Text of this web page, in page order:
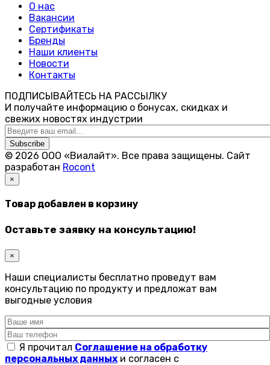
О нас
Вакансии
Сертификаты
Бренды
Наши клиенты
Новости
Контакты
ПОДПИСЫВАЙТЕСЬ НА РАССЫЛКУ
И получайте информацию о бонусах, скидках и
свежих новостях индустрии
Subscribe
© 2026 ООО «Виалайт». Все права защищены. Cайт
разработан Rocont
×
Товар добавлен в корзину
Оставьте заявку на консультацию!
×
Наши специалисты бесплатно проведут вам
консультацию по продукту и предложат вам
выгодные условия
Я прочитал Соглашение на обработку
персональных данных и согласен с